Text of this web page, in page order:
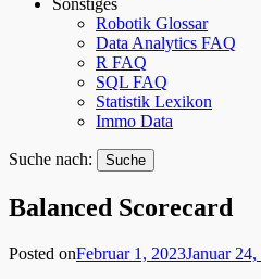
Robotik Glossar
Data Analytics FAQ
R FAQ
SQL FAQ
Statistik Lexikon
Immo Data
Suche nach:
Balanced Scorecard
Posted onFebruar 1, 2023Januar